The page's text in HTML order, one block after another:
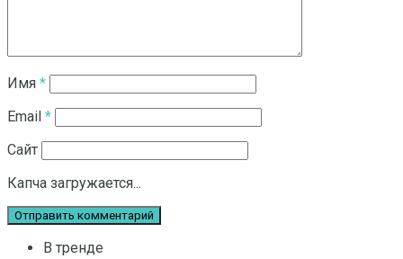
Имя *
Email *
Сайт
Капча загружается...
В тренде